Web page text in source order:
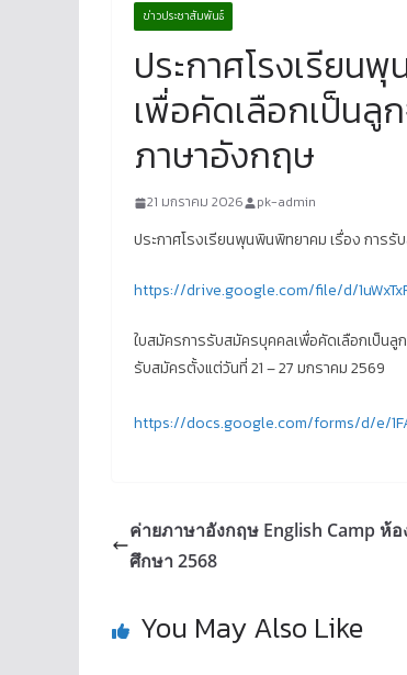
ข่าวประชาสัมพันธ์
ประกาศโรงเรียน
เพื่อคัดเลือกเป็นลู
ภาษาอังกฤษ
21 มกราคม 2026 pk-admin
ประกาศโรงเรียนพุนพินพิทยาคม เรื่อง การ
https://drive.google.com/file/d/
ใบสมัครการรับสมัครบุคคลเพื่อคัดเลือกเป็น
รับสมัครตั้งแต่วันที่ 21 – 27 มกราคม 2569
https://docs.google.com/forms/d/e/
ค่ายภาษาอังกฤษ English Camp ห้อ
ศึกษา 2568
You May Also Like